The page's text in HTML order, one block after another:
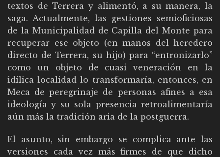
textos de Terrera y alimentó, a su manera, la
saga. Actualmente, las gestiones semioficiosas
de la Municipalidad de Capilla del Monte para
recuperar ese objeto (en manos del heredero
directo de Terrera, su hijo) para “entronizarlo”
como un objeto de cuasi veneración en la
idílica localidad lo transformaría, entonces, en
Meca de peregrinaje de personas afines a esa
ideología y su sola presencia retroalimentaría
aún más la tradición aria de la postguerra.
El asunto, sin embargo se complica ante las
versiones cada vez más firmes de que dicho